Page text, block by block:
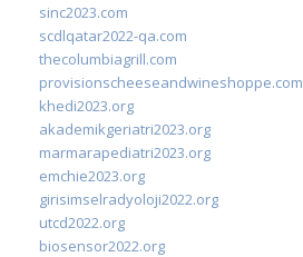
sinc2023.com
scdlqatar2022-qa.com
thecolumbiagrill.com
provisionscheeseandwineshoppe.com
khedi2023.org
akademikgeriatri2023.org
marmarapediatri2023.org
emchie2023.org
girisimselradyoloji2022.org
utcd2022.org
biosensor2022.org